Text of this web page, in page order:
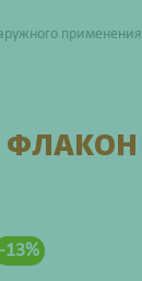
применения
ФЛАКОН
-13%